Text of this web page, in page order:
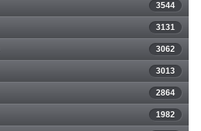
3544
3131
3062
3013
2864
1982